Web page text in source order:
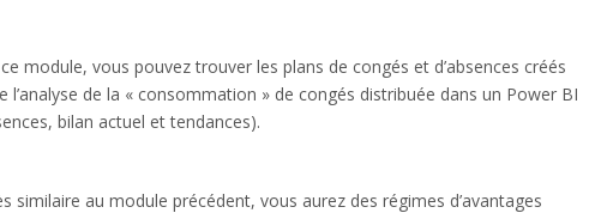
module, vous pouvez trouver les plans de congés et d’absences créés
l’analyse de la « consommation » de congés distribuée dans un Power BI
bilan actuel et tendances).
similaire au module précédent, vous aurez des régimes d’avantages